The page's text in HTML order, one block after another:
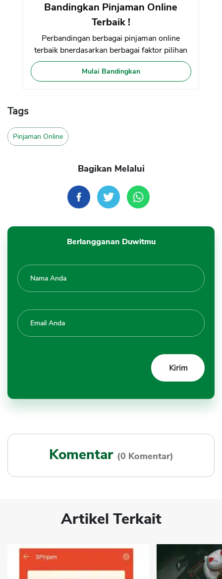
Bandingkan Pinjaman Online
Terbaik !
Perbandingan berbagai pinjaman online
terbaik bnerdasarkan berbagai faktor pilihan
Mulai Bandingkan
Tags
Pinjaman Online
Bagikan Melalui
Berlangganan Duwitmu
Komentar (0 Komentar)
Artikel Terkait